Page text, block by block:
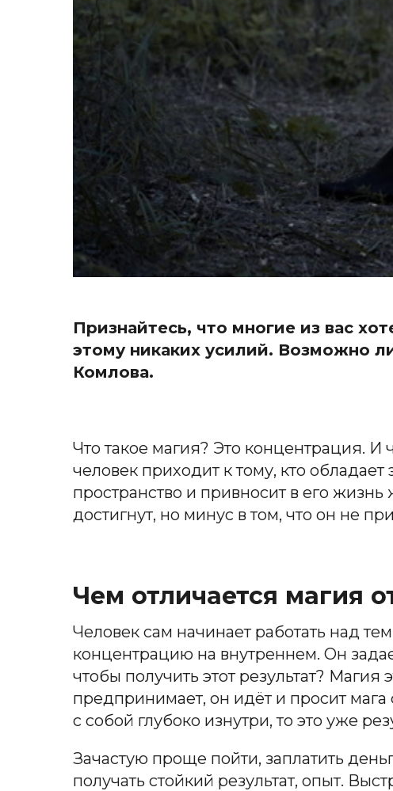
Признайтесь, что многие из вас
этому никаких усилий. Возможно
Комлова.
Что такое магия? Это концентрация. И
человек приходит к тому, кто
пространство и привносит в его
достигнут, но минус в том, что он не
Чем отличается магия
Человек сам начинает работать над
концентрацию на внутреннем. Он
чтобы получить этот результат? Магия
предпринимает, он идёт и просит
с собой глубоко изнутри, то это уже
Зачастую проще пойти, заплатить
получать стойкий результат, опыт.